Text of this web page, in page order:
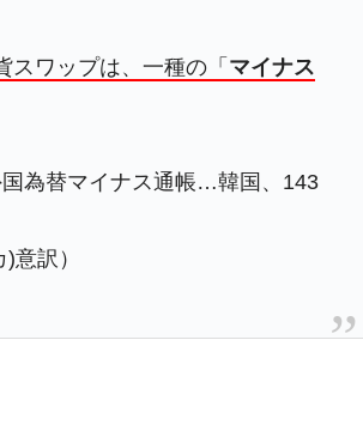
発言。
益」当期純利益は前年同期比13.4倍に。
ー・サーキットブレイカーの二段コンボ
用を生まない
スワップは、一種の「 マイナス
為替マイナス通帳…韓国、143
意訳）